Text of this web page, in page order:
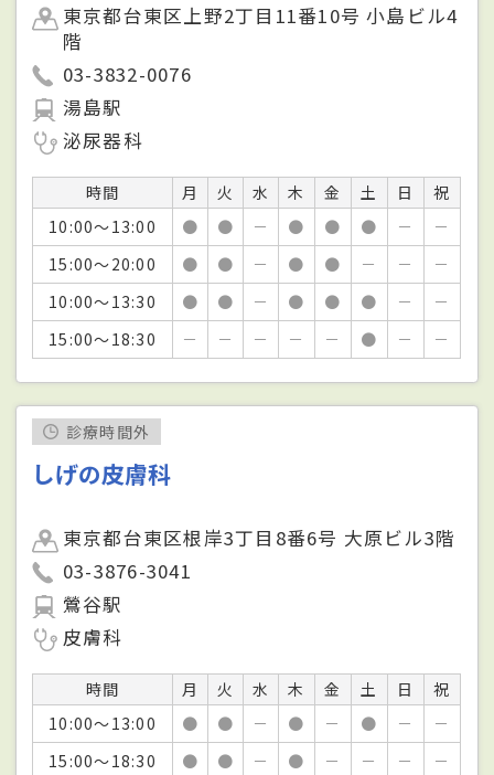
東京都台東区上野2丁目11番10号 小島ビル4
階
03-3832-0076
湯島駅
泌尿器科
時間 月 火 水 木 金 土 日
祝
10:00～13:00
● ● － ● ● ● －
－
15:00～20:00
● ● － ● ● － －
－
10:00～13:30
● ● － ● ● ● －
－
15:00～18:30
－ － － － － ● － －
診療時間外
しげの皮膚科
東京都台東区根岸3丁目8番6号 大原ビル3階
03-3876-3041
鶯谷駅
皮膚科
時間 月 火 水 木 金 土 日
祝
10:00～13:00
● ● － ● － ● －
－
15:00～18:30
● ● － ● － － －
－